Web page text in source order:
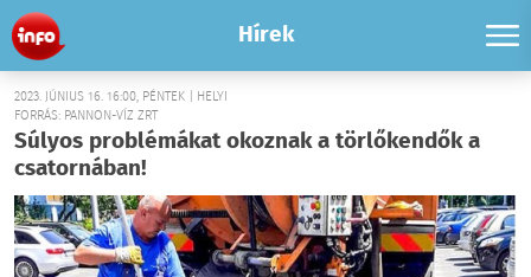
Hírek
2023. JÚNIUS 16. 16:00, PÉNTEK | HELYI
FORRÁS: PANNON-VÍZ ZRT
Súlyos problémákat okoznak a törlőkendők a
csatornában!